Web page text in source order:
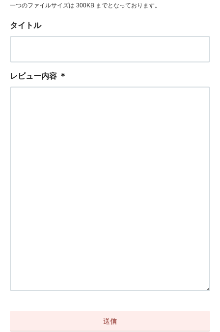
一つのファイルサイズは 300KB までとなっております。
タイトル
レビュー内容 ＊